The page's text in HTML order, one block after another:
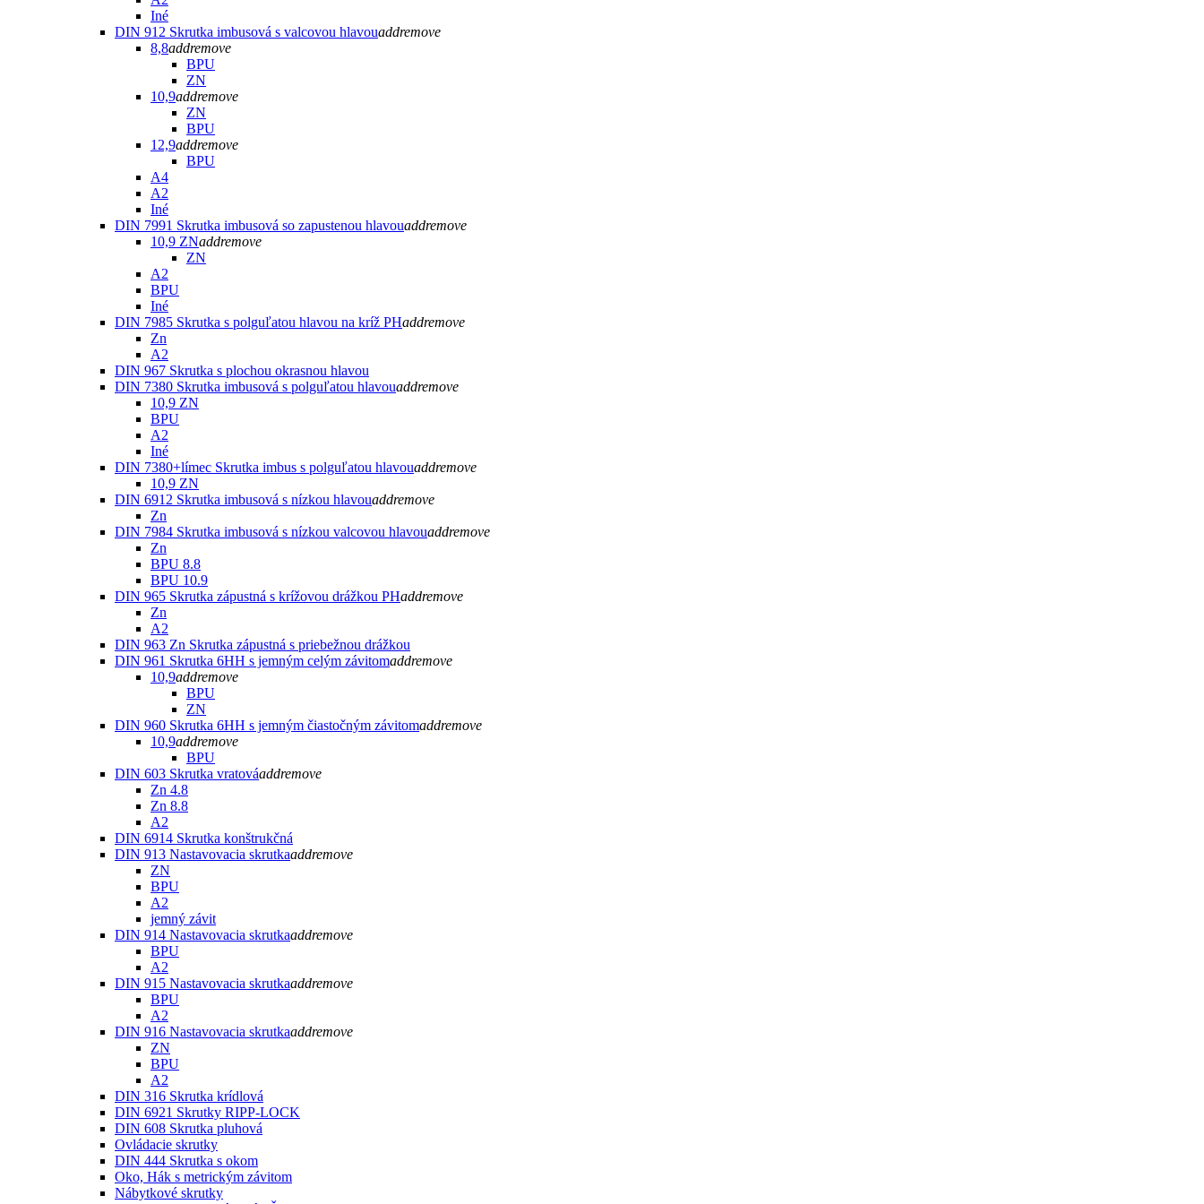
Iné
DIN 912 Skrutka imbusová s valcovou hlavouaddremove
8,8addremove
BPU
ZN
10,9addremove
ZN
BPU
12,9addremove
BPU
A4
A2
Iné
DIN 7991 Skrutka imbusová so zapustenou hlavouaddremove
10,9 ZNaddremove
ZN
A2
BPU
Iné
DIN 7985 Skrutka s polguľatou hlavou na kríž PHaddremove
Zn
A2
DIN 967 Skrutka s plochou okrasnou hlavou
DIN 7380 Skrutka imbusová s polguľatou hlavouaddremove
10,9 ZN
BPU
A2
Iné
DIN 7380+límec Skrutka imbus s polguľatou hlavouaddremove
10,9 ZN
DIN 6912 Skrutka imbusová s nízkou hlavouaddremove
Zn
DIN 7984 Skrutka imbusová s nízkou valcovou hlavouaddremove
Zn
BPU 8.8
BPU 10.9
DIN 965 Skrutka zápustná s krížovou drážkou PHaddremove
Zn
A2
DIN 963 Zn Skrutka zápustná s priebežnou drážkou
DIN 961 Skrutka 6HH s jemným celým závitomaddremove
10,9addremove
BPU
ZN
DIN 960 Skrutka 6HH s jemným čiastočným závitomaddremove
10,9addremove
BPU
DIN 603 Skrutka vratováaddremove
Zn 4.8
Zn 8.8
A2
DIN 6914 Skrutka konštrukčná
DIN 913 Nastavovacia skrutkaaddremove
ZN
BPU
A2
jemný závit
DIN 914 Nastavovacia skrutkaaddremove
BPU
A2
DIN 915 Nastavovacia skrutkaaddremove
BPU
A2
DIN 916 Nastavovacia skrutkaaddremove
ZN
BPU
A2
DIN 316 Skrutka krídlová
DIN 6921 Skrutky RIPP-LOCK
DIN 608 Skrutka pluhová
Ovládacie skrutky
DIN 444 Skrutka s okom
Oko, Hák s metrickým závitom
Nábytkové skrutky